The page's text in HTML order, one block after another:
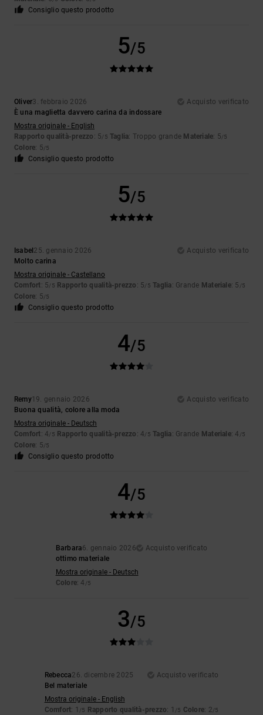
Consiglio questo prodotto
5/5
Oliver3. febbraio 2026
Acquisto verificato
È una maglietta davvero carina da indossare
Mostra originale - English
Rapporto qualità-prezzo : 5/5 Taglia: Troppo grande Materiale: 5/5
Colore: 5/5
Consiglio questo prodotto
5/5
Isabel 25. gennaio 2026
Acquisto verificato
Molto carina
Mostra originale - Castellano
Comfort: 5/5 Rapporto qualità-prezzo : 5/5 Taglia: Grande Materiale: 5 /5
Colore: 5/5
Consiglio questo prodotto
4/5
Remy19. gennaio 2026
Acquisto verificato
Buona qualità, colore alla moda
Mostra originale - Deutsch
Comfort: 4/5 Rapporto qualità-prezzo : 4/5 Taglia: Grande Materiale: 4 /5
Colore: 5/5
Consiglio questo prodotto
4/5
Barbara6. gennaio 2026
Acquisto verificato
ottimo materiale
Mostra originale - Deutsch
Colore: 4 /5
3/5
Rebecca26. dicembre 2025
Acquisto verificato
Bel materiale
Mostra originale - English
Comfort: 1 /5 Rapporto qualità-prezzo: 1 /5 Colore: 2/5